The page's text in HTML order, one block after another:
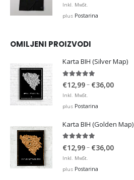
Inkl. MwSt.
plus Postarina
OMILJENI PROIZVODI
Karta BIH (Silver Map)
4.95out of 5
€12,99– €36,00Price
€36,00
Inkl. MwSt.
plus Postarina
Karta BIH (Golden Map)
€12,99– €36,00Price
Inkl. MwSt.
plus Postarina